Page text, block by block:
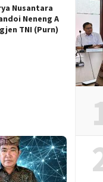
Nusantara
Neneng A
TNI (Purn)